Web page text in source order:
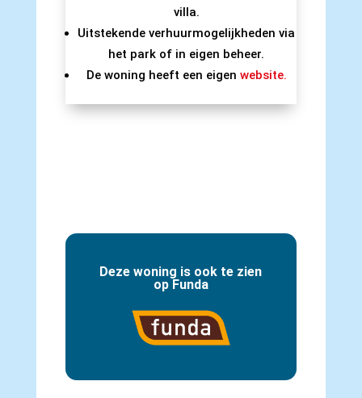
villa.
Uitstekende verhuurmogelijkheden via
het park of in eigen beheer.
De woning heeft een eigen website.
Deze woning is ook te zien
op Funda
Naar Funda